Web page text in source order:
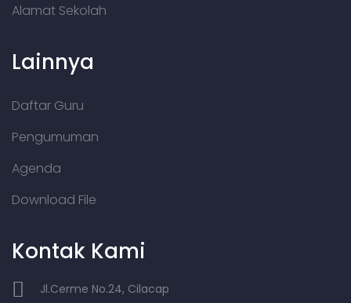
Alamat Sekolah
Lainnya
Daftar Guru
Pengumuman
Agenda
Download File
Kontak Kami
Jl.Cerme No.24, Cilacap